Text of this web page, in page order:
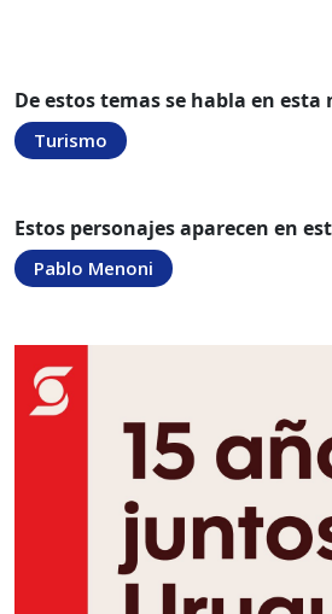
De estos temas se habla en esta
Turismo
Estos personajes aparecen en
Pablo Menoni